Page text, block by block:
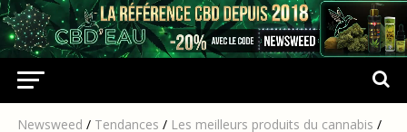
Newsweed / Tendances / Les meilleurs produits du cannabis /